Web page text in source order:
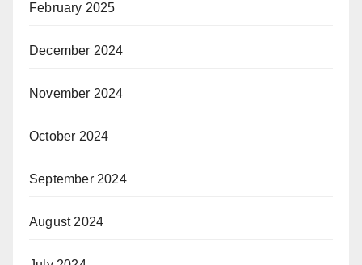
February 2025
December 2024
November 2024
October 2024
September 2024
August 2024